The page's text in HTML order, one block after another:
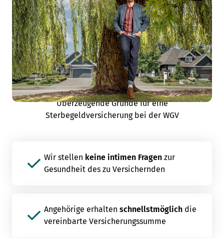
Unsere Leistungen
Überzeugende Gründe für eine
Sterbegeldversicherung bei der WGV
Wir stellen keine intimen Fragen zur
Gesundheit des zu Versichernden
Angehörige erhalten schnellstmöglich die
vereinbarte Versicherungssumme